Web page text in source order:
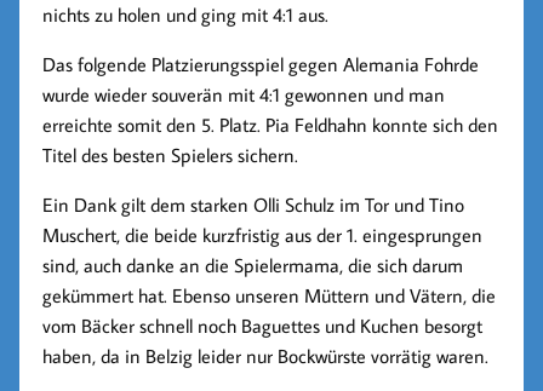
nichts zu holen und ging mit 4:1 aus.
Das folgende Platzierungsspiel gegen Alemania Fohrde
wurde wieder souverän mit 4:1 gewonnen und man
erreichte somit den 5. Platz. Pia Feldhahn konnte sich den
Titel des besten Spielers sichern.
Ein Dank gilt dem starken Olli Schulz im Tor und Tino
Muschert, die beide kurzfristig aus der 1. eingesprungen
sind, auch danke an die Spielermama, die sich darum
gekümmert hat. Ebenso unseren Müttern und Vätern, die
vom Bäcker schnell noch Baguettes und Kuchen besorgt
haben, da in Belzig leider nur Bockwürste vorrätig waren.